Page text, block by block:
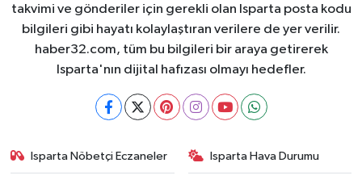
takvimi ve gönderiler için gerekli olan Isparta posta kodu
bilgileri gibi hayatı kolaylaştıran verilere de yer verilir.
haber32.com, tüm bu bilgileri bir araya getirerek
Isparta'nın dijital hafızası olmayı hedefler.
Isparta Nöbetçi Eczaneler Isparta Hava Durumu